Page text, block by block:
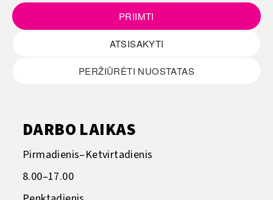
PRIIMTI
ATSISAKYTI
PERŽIŪRĖTI NUOSTATAS
DARBO LAIKAS
Pirmadienis–Ketvirtadienis
8.00–17.00